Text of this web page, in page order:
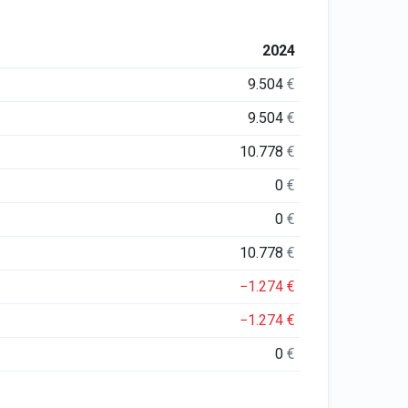
2024
9.504€
9.504€
10.778€
0€
0€
10.778€
−1.274€
−1.274€
0€